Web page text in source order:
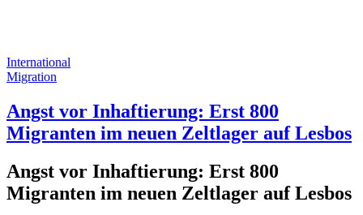
International
Migration
Angst vor Inhaftierung: Erst 800
Migranten im neuen Zeltlager auf Lesbos
Angst vor Inhaftierung: Erst 800
Migranten im neuen Zeltlager auf Lesbos